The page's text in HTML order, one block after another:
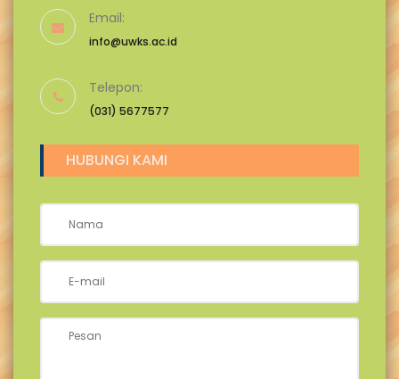
Email:
info@uwks.ac.id
Telepon:
(031) 5677577
HUBUNGI KAMI